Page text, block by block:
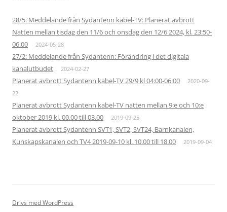
28/5: Meddelande från Sydantenn kabel-TV: Planerat avbrott
Natten mellan tisdag den 11/6 och onsdag den 12/6 2024, kl. 23:50-
06.00
2024-05-28
27/2: Meddelande från Sydantenn: Förändring i det digitala
kanalutbudet
2024-02-27
Planerat avbrott Sydantenn kabel-TV 29/9 kl 04:00-06:00
2020-09-
22
Planerat avbrott Sydantenn kabel-TV natten mellan 9:e och 10:e
oktober 2019 kl. 00.00 till 03.00
2019-09-25
Planerat avbrott Sydantenn SVT1, SVT2, SVT24, Barnkanalen,
Kunskapskanalen och TV4 2019-09-10 kl. 10.00 till 18.00
2019-09-04
Drivs med WordPress